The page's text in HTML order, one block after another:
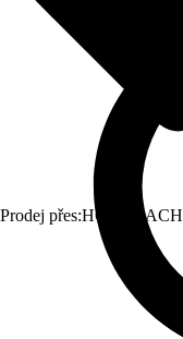
Prodej přes:HORNBACH